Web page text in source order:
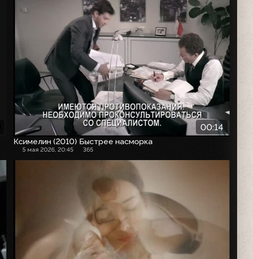
00:14
Ксимелин (2010) Быстрее насморка
5 мая 2026, 20:45 365